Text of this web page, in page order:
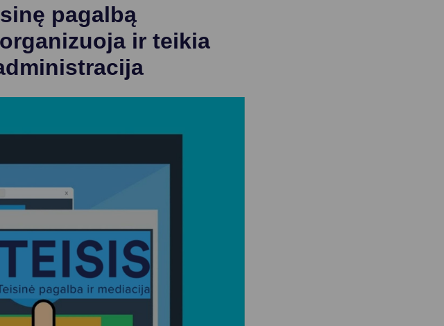
pagalbą
ir teikia